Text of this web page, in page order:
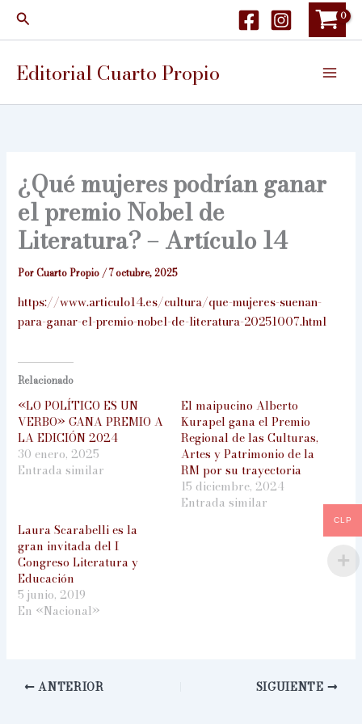
Buscar
Editorial Cuarto Propio
¿Qué mujeres podrían ganar
el premio Nobel de
Literatura? – Artículo 14
PorCuarto Propio /7 octubre, 2025
https://www.articulo14.es/cultura/que-mujeres-suenan-
para-ganar-el-premio-nobel-de-literatura-20251007.html
Relacionado
«LO POLÍTICO ES UN
VERBO» GANA PREMIO A
LA EDICIÓN 2024
30 enero, 2025
Entrada similar
El maipucino Alberto
Kurapel gana el Premio
Regional de las Culturas,
Artes y Patrimonio de la
RM por su trayectoria
15 diciembre, 2024
Entrada similar
Laura Scarabelli es la
gran invitada del I
Congreso Literatura y
Educación
5 junio, 2019
En «Nacional»
ANTERIOR SIGUIENTE
CLP